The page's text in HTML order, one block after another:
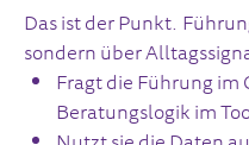
Das ist der Punkt.
sondern über
Fragt die Führung im
Beratungslogik im